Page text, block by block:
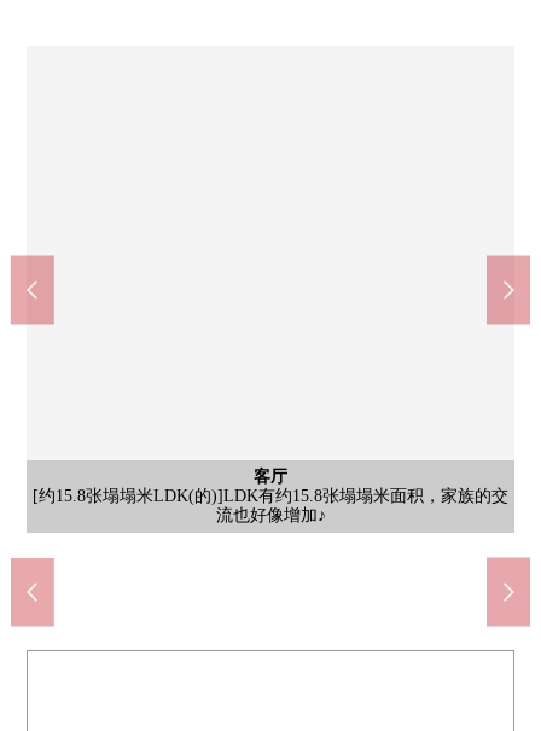
客厅
[约15.8张塌塌米LDK(的)]LDK有约15.8张塌塌米面积，家族的交
流也好像增加♪
厨房
[厨房]是作为收纳量丰富的组合厨房。另外，是为在前面有窗亮的
厨房。
厨房
[洗涤槽]为大型的洗涤槽，好像家务有进展♪
洗脸
[洗脸]是为在洗脸室，窗被配置亮的印象。
洗脸
[盥洗台]盥洗台是有以收纳量丰富以及白为基调的干净的感的盥洗
台。
厕所
[厕所]是为在厕所，有窗亮的厕所。对换气有用的点数是好的要点
♪
公共汽车
[浴室]为在浴室，有窗好像也明亮地对换气有用。
室内
[约13.5张塌塌米室内(的)]室内(约13.5张塌塌米)面向南侧露台，室
内是亮的印象。另外，宽敞的约13.5张塌塌米西式房间好像在各种
各样的用途活跃。
室内
[约7.8张塌塌米室内(的)]室内(约7.8张塌塌米)是北侧的房间，但是
是因为没有在前面阻碍的建筑物所以亮的印象。
室内
[约7.8张塌塌米室内(的)]室内(约7.8张塌塌米)能从木纹风格的地板
感到树的温暖。
室内
[约4.0张塌塌米室内(的)]和邻接的LDK继续，能在间隔利用。
门口
[门口]宽敞的亮的门口迎接。
院子
[院子]专用院子好像在各种各样的用途活跃。
外观
[外观]是JR山阳本线"晨雾"车站步行5分钟的位置。
外观
[外观]